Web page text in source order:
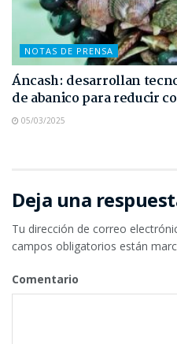
NOTAS DE PRENSA
Áncash: desarrollan
de abanico para reducir
05/03/2025
Deja una
Tu dirección de correo
campos obligatorios están
Comentario